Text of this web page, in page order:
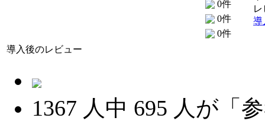
0件
0件
0件
導
導入後のレビュー
1367 人中 695 人が「